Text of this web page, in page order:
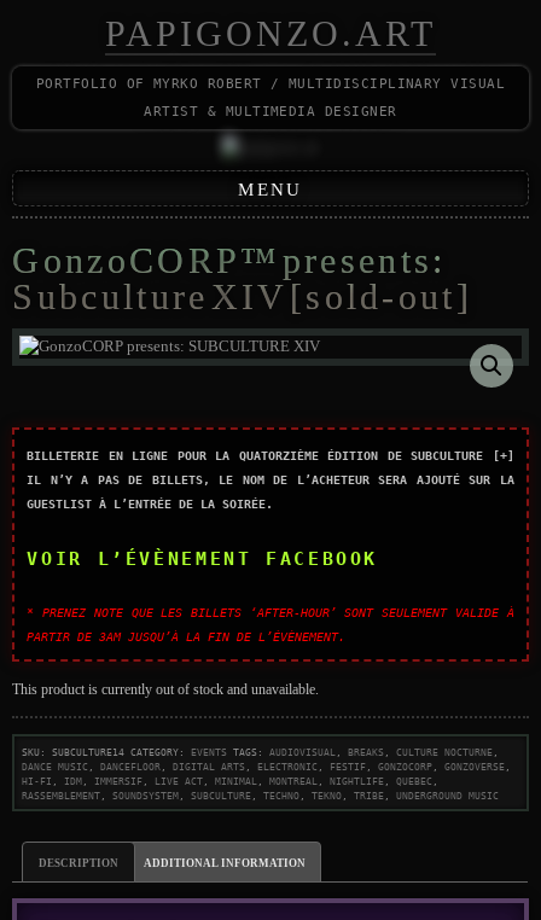
PAPIGONZO.ART
portfolio of myrko robert / multidisciplinary visual
artist & multimedia designer
MENU
GonzoCORP™ presents:
Subculture XIV [sold-out]
Billeterie en ligne pour la quatorzième édition de SUBCULTURE [+]
Il n’y a pas de billets, le nom de l’acheteur sera ajouté sur la
guestlist à l’entrée de la soirée.
VOIR L’ÉVÈNEMENT FACEBOOK
* Prenez note que les billets ‘AFTER-HOUR’ sont seulement valide à
partir de 3AM jusqu’à la fin de l’évènement.
This product is currently out of stock and unavailable.
SKU:subculture14 Category: Events Tags:audiovisual ,breaks ,culture nocturne
dance music
,dancefloor ,digital arts electronic festif ,gonzocorp ,gonzoverse
hi-fi
idm immersif live act ,minimal ,montreal ,nightlife ,quebec
rassemblement ,soundsystem ,subculture ,techno ,tekno ,tribe ,underground music
Description Additional information